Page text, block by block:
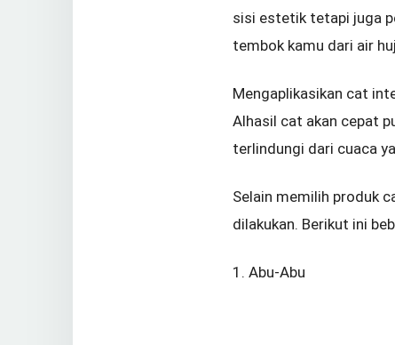
sisi estetik tetapi juga
tembok kamu dari air
Mengaplikasikan cat
Alhasil cat akan cepat
terlindungi dari cuaca
Selain memilih produk
dilakukan. Berikut ini
1. Abu-Abu